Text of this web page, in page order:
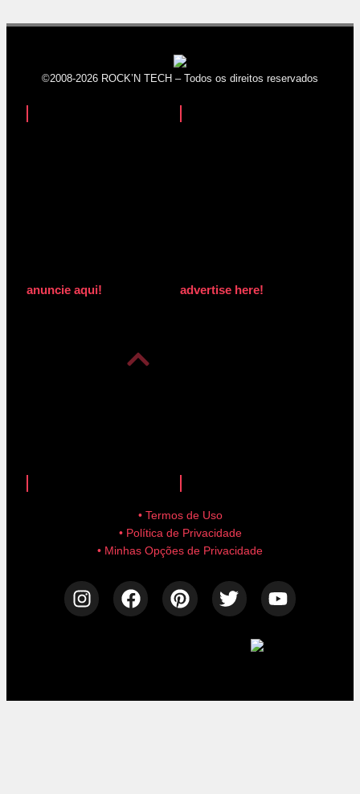
©2008-2026 ROCK’N TECH – Todos os direitos reservados
anuncie aqui! advertise here!
• Termos de Uso
• Política de Privacidade
• Minhas Opções de Privacidade